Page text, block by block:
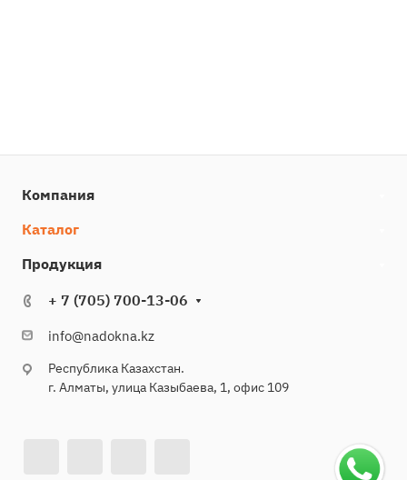
Компания
Каталог
Продукция
+ 7 (705) 700-13-06
info@nadokna.kz
Республика Казахстан.
г. Алматы, улица Казыбаева, 1, офис 109